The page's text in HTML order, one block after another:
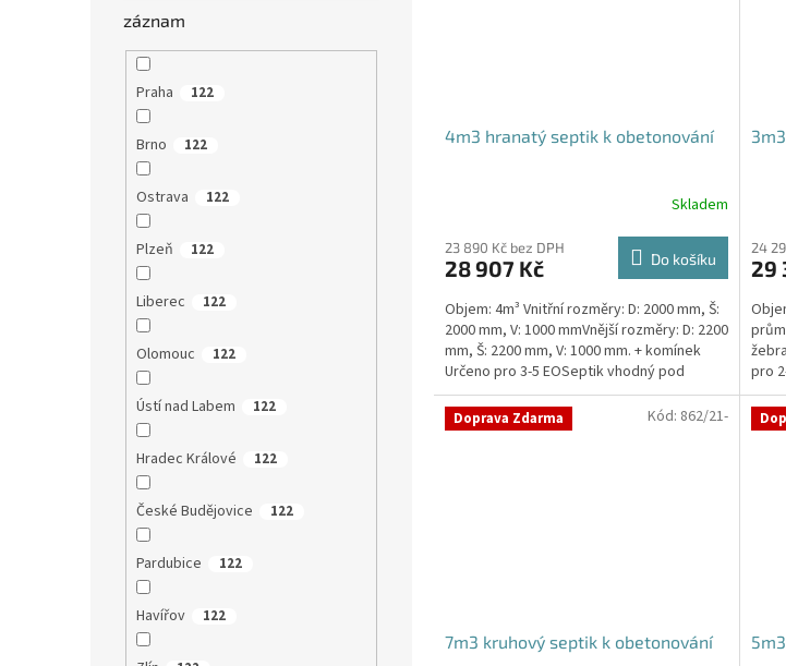
záznam
Praha 122
Brno 122
Ostrava 122
Plzeň 122
Liberec 122
Olomouc 122
Ústí nad Labem 122
Hradec Králové 122
České Budějovice 122
Pardubice 122
Havířov 122
4m3 hranatý septik k obetonování
Skladem
23 890 Kč bez DPH
28 907 Kč Do košíku
Objem: 4m³ Vnitřní rozměry: D: 2000 mm, Š:
2000 mm, V: 1000 mmVnější rozměry: D: 2200
mm, Š: 2200 mm, V: 1000 mm. + komínek
Určeno pro 3-5 EOSeptik vhodný pod
parkovací stání,...
je
z
5
24
29
pro
Doprava Zdarma
7m3 kruhový septik k obetonování
Kód: 862/21-